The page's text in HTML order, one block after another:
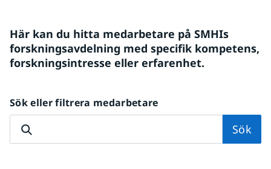
Här kan du hitta medarbetare på SMHIs
forskningsavdelning med specifik kompetens,
forskningsintresse eller erfarenhet.
Sök eller filtrera medarbetare
Sök